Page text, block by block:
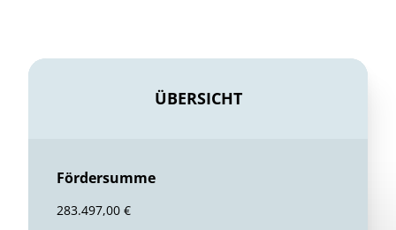
ÜBERSICHT
Fördersumme
283.497,00 €